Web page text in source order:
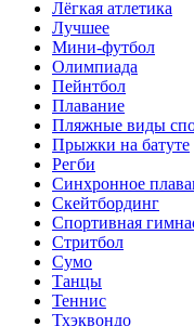
Лёгкая атлетика
Лучшее
Мини-футбол
Олимпиада
Пейнтбол
Плавание
Пляжные виды
Прыжки на батуте
Регби
Синхронное
Скейтбординг
Спортивная
Стритбол
Сумо
Танцы
Теннис
Тхэквондо